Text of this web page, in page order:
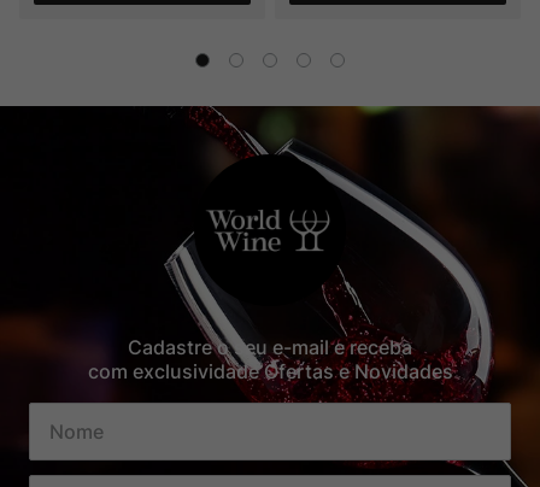
Cadastre o seu e-mail e receba
com exclusividade Ofertas e Novidades